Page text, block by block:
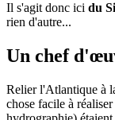
Il s'agit donc ici du
rien d'autre...
Un chef
Relier l'Atlantique à
chose facile à